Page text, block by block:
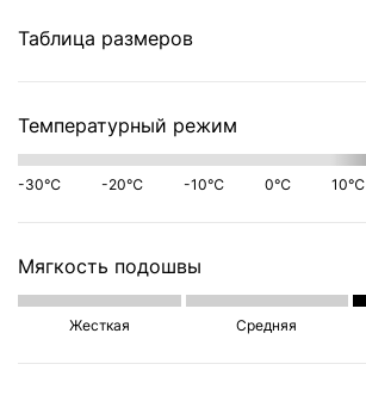
Таблица размеров
Температурный режим
-30℃ -20℃ -10℃ 0℃ 10℃
Мягкость подошвы
Жесткая Средняя